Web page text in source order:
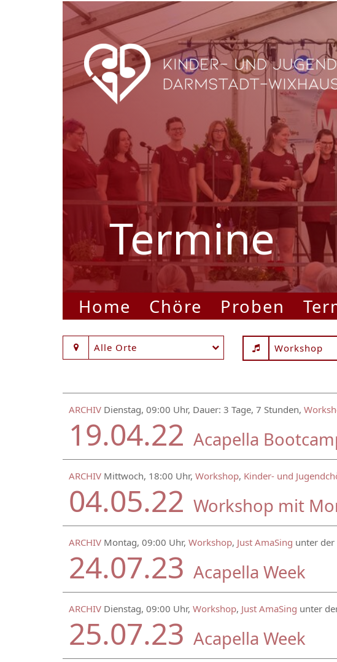
Termine
Home Chöre Proben
Alle Orte Workshop
ARCHIV Dienstag, 09:00 Uhr, Dauer: 3 Tage, 7 Stunden,
19.04.22 Acapella
ARCHIV Mittwoch, 18:00 Uhr, Workshop, Kinder- und
04.05.22 Workshop mit
ARCHIV Montag, 09:00 Uhr, Workshop, Just AmaSing unter der
24.07.23 Acapella Week
ARCHIV Dienstag, 09:00 Uhr, Workshop, Just AmaSing unter
25.07.23 Acapella Week